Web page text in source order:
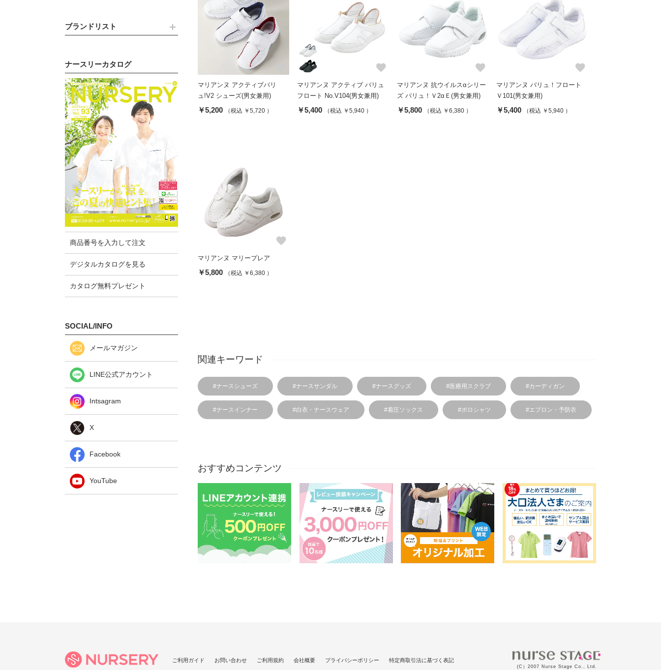
ブランドリスト
ナースリーカタログ
商品番号を入力して注文
デジタルカタログを見る
カタログ無料プレゼント
SOCIAL/INFO
メールマガジン
LINE公式アカウント
Intsagram
X
Facebook
YouTube
マリアンヌ アクティブバリ
ュ!V2 シューズ(男女兼用)
￥5,200 （税込 ￥5,720 ）
favorite
マリアンヌ アクティブ バリュ
フロート No.V104(男女兼用)
￥5,400 （税込 ￥5,940 ）
favorite
マリアンヌ 抗ウイルスαシリー
ズ バリュ！Ｖ2αＥ(男女兼用)
￥5,800 （税込 ￥6,380 ）
favorite
マリアンヌ バリュ！フロート
Ｖ101(男女兼用)
￥5,400 （税込 ￥5,940 ）
favorite
マリアンヌ マリープレア
￥5,800 （税込 ￥6,380 ）
関連キーワード
#ナースシューズ #ナースサンダル #ナースグッズ #医療用スクラブ #カーディガン
#ナースインナー #白衣・ナースウェア #着圧ソックス #ポロシャツ #エプロン・予防衣
おすすめコンテンツ
ご利用ガイド お問い合わせ ご利用規約 会社概要 プライバシーポリシー 特定商取引法に基づく表記
(C）2007 Nurse Stage Co., Ltd.